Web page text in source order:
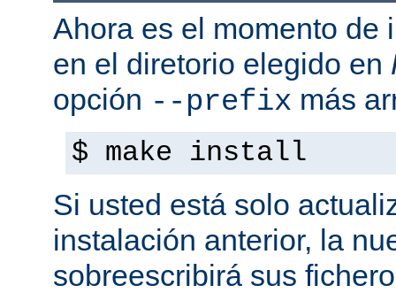
Ahora es el momento de
en el diretorio elegido en
opción --prefix más
$ make install
Si usted está solo
instalación anterior, la
sobreescribirá sus